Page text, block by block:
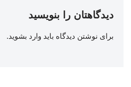
دیدگاهتان را بنویسید
برای نوشتن دیدگاه باید وارد بشوید.